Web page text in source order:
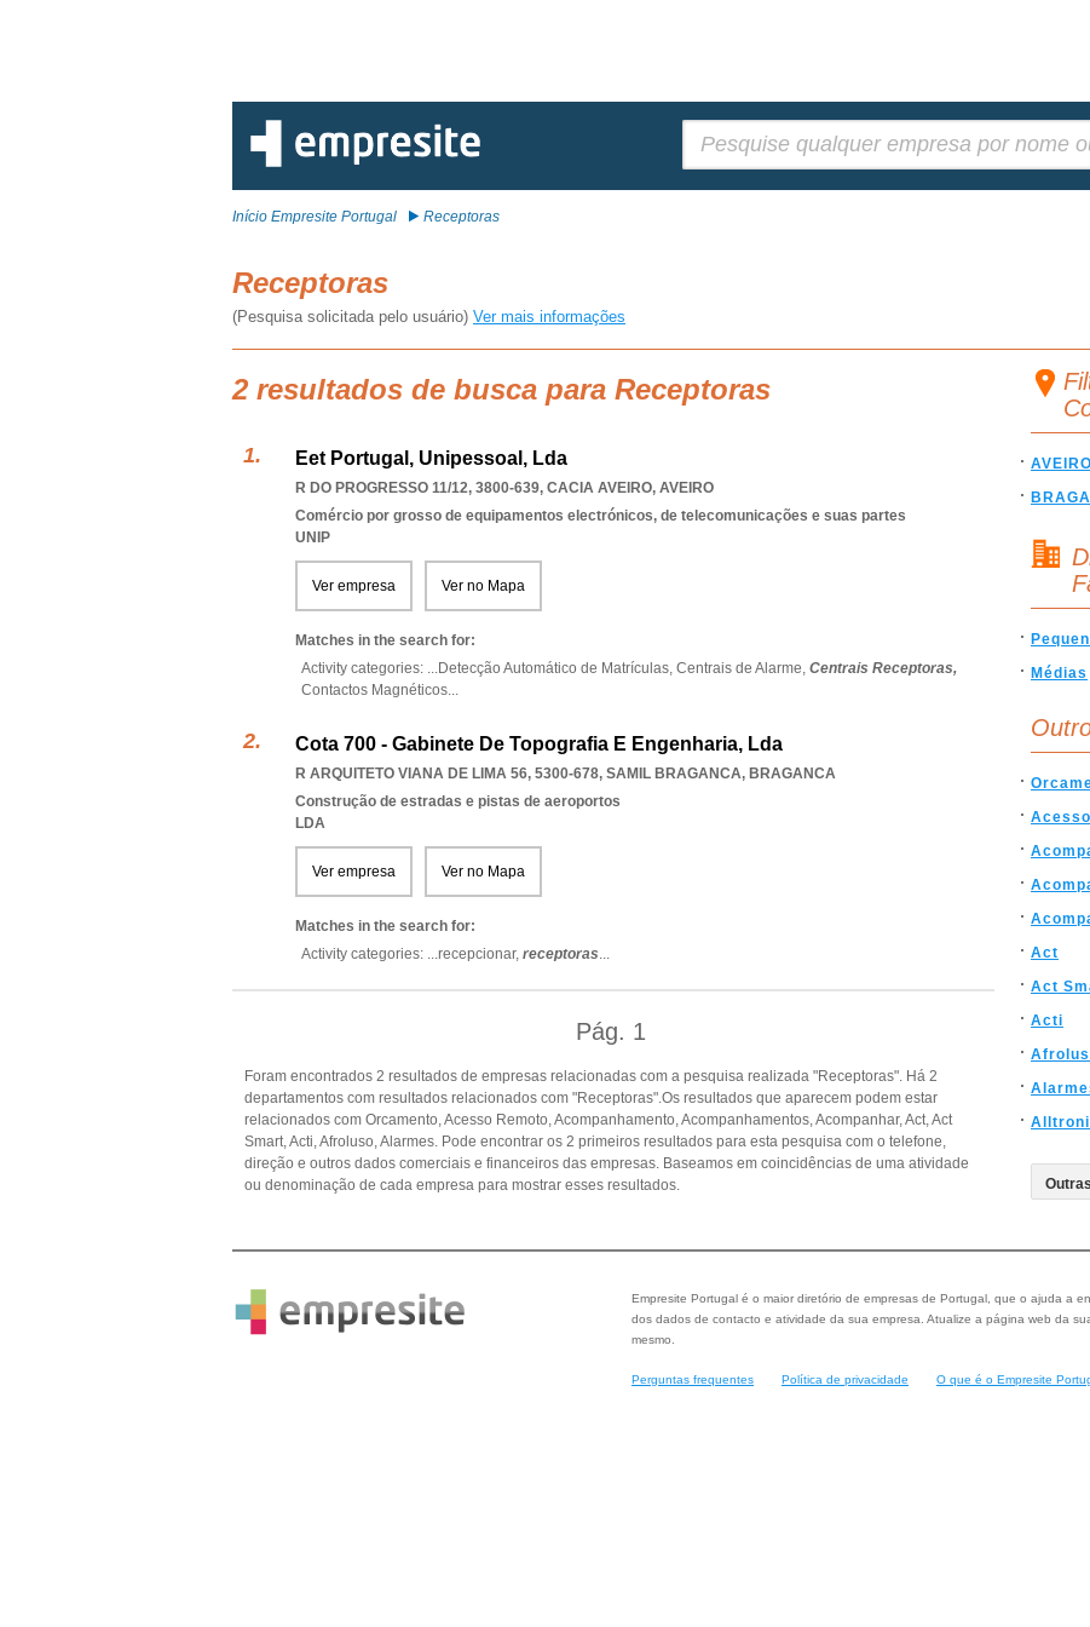
Início Empresite Portugal Receptoras
Receptoras
(Pesquisa solicitada pelo usuário) Ver mais informações
2 resultados de busca para Receptoras
Eet Portugal, Unipessoal, Lda
R DO PROGRESSO 11/12, 3800-639, CACIA AVEIRO, AVEIRO
Comércio por grosso de equipamentos electrónicos, de telecomunicações e suas partes
UNIP
Ver empresa Ver no Mapa
Matches in the search for:
Activity categories: ...Detecção Automático de Matrículas, Centrais de Alarme, Centrais Receptoras,
Contactos Magnéticos...
Cota 700 - Gabinete De Topografia E Engenharia, Lda
R ARQUITETO VIANA DE LIMA 56, 5300-678, SAMIL BRAGANCA, BRAGANCA
Construção de estradas e pistas de aeroportos
LDA
Ver empresa Ver no Mapa
Matches in the search for:
Activity categories: ...recepcionar, receptoras...
Pág. 1
Foram encontrados 2 resultados de empresas relacionadas com a pesquisa realizada "Receptoras". Há 2
departamentos com resultados relacionados com "Receptoras".Os resultados que aparecem podem estar
relacionados com Orcamento, Acesso Remoto, Acompanhamento, Acompanhamentos, Acompanhar, Act, Act
Smart, Acti, Afroluso, Alarmes. Pode encontrar os 2 primeiros resultados para esta pesquisa com o telefone,
direção e outros dados comerciais e financeiros das empresas. Baseamos em coincidências de uma atividade
ou denominação de cada empresa para mostrar esses resultados.
AVEIRO
Médias
Act
Act
Acti
Empresite Portugal é o maior diretório de empresas de Portugal, que o ajuda a
dos dados de contacto e atividade da sua empresa. Atualize a página web da
mesmo.
Perguntas frequentes Política de privacidade O que é o Empresite